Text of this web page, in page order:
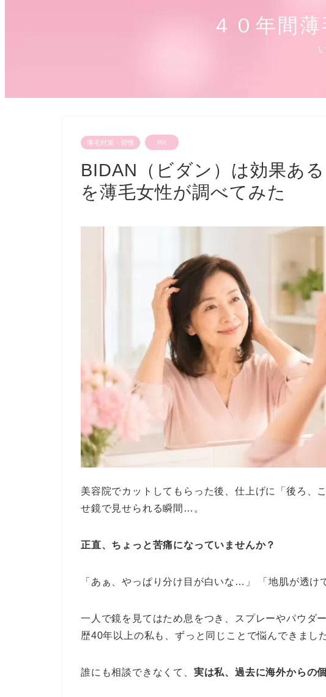
４０年間
薄毛対策・習慣 PR
BIDAN（ビダン）は効果あ
を薄毛女性が調べてみた
美容院でカットしてもらった後、仕上げに「後ろ、
せ鏡で見せられる瞬間…。
正直、ちょっと苦痛になっていませんか？
「あぁ、やっぱり分け目が白いな…」 「地肌が透け
一人で鏡を見てはため息をつき、スプレーやパウダ
歴40年以上の私も、ずっと同じことで悩んできました
誰にも相談できなくて、 実は私、過去に海外からの